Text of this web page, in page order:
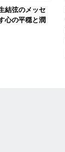
結弦のメッセ
心の平穏と潤